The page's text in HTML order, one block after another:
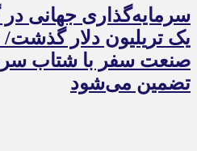
سرمایه‌گذاری جهانی
صنعت سفر با شتاب
تضمین می‌شود